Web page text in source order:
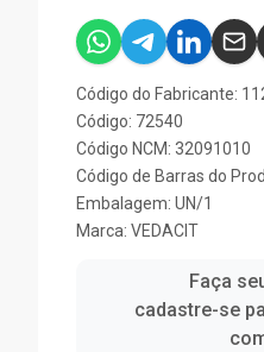
Código do Fabricante:
Código: 72540
Código NCM: 32091010
Código de Barras do
Embalagem: UN/1
Marca: VEDACIT
Faça
cadastre-se